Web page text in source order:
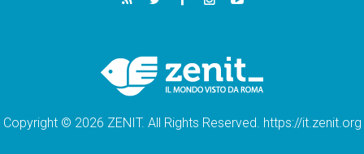
Copyright © 2026 ZENIT. All Rights Reserved. https://it.zenit.org